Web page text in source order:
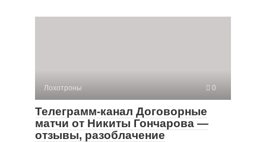
Лохотроны 0
Телеграмм-канал Договорные
матчи от Никиты Гончарова —
отзывы, разоблачение